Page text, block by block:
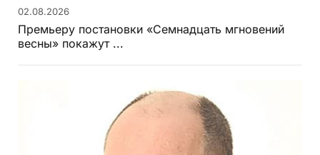
02.08.2026
Премьеру постановки «Семнадцать мгновений
весны» покажут ...